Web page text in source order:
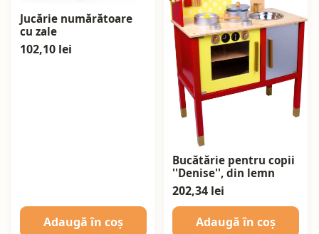
Jucărie numărătoare
cu zale
102,10 lei
Adaugă în coș
Bucătărie pentru copii
''Denise'', din lemn
202,34 lei
Adaugă în coș